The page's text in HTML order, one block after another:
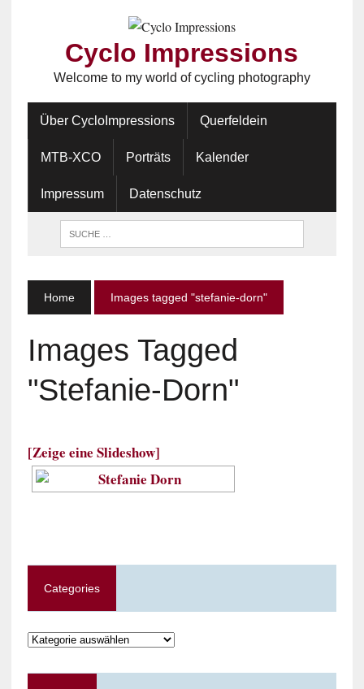
Cyclo Impressions
Welcome to my world of cycling photography
Über CycloImpressions Querfeldein
MTB-XCO Porträts Kalender
Impressum Datenschutz
Home Images tagged "stefanie-dorn"
Images Tagged
"stefanie-Dorn"
[Zeige eine Slideshow]
Categories
Categories